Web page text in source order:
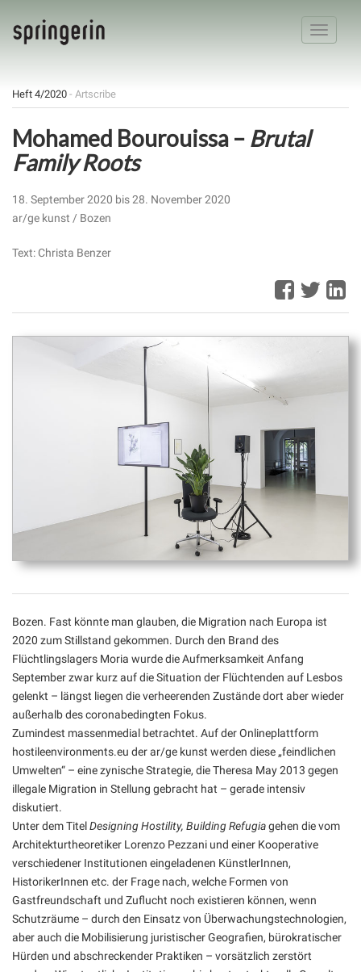
Toggle
Heft 4/2020 - Artscribe
Mohamed Bourouissa – Brutal
Family Roots
18. September 2020 bis 28. November 2020
ar/ge kunst / Bozen
Text: Christa Benzer
Bozen. Fast könnte man glauben, die Migration nach Europa ist
2020 zum Stillstand gekommen. Durch den Brand des
Flüchtlingslagers Moria wurde die Aufmerksamkeit Anfang
September zwar kurz auf die Situation der Flüchtenden auf Lesbos
gelenkt – längst liegen die verheerenden Zustände dort aber wieder
außerhalb des coronabedingten Fokus.
Zumindest massenmedial betrachtet. Auf der Onlineplattform
hostileenvironments.eu der ar/ge kunst werden diese „feindlichen
Umwelten“ – eine zynische Strategie, die Theresa May 2013 gegen
illegale Migration in Stellung gebracht hat – gerade intensiv
diskutiert.
Unter dem TitelDesigning Hostility, Building Refugiagehen die vom
Architekturtheoretiker Lorenzo Pezzani und einer Kooperative
verschiedener Institutionen eingeladenen KünstlerInnen,
HistorikerInnen etc. der Frage nach, welche Formen von
Gastfreundschaft und Zuflucht noch existieren können, wenn
Schutzräume – durch den Einsatz von Überwachungstechnologien,
aber auch die Mobilisierung juristischer Geografien, bürokratischer
Hürden und abschreckender Praktiken – vorsätzlich zerstört